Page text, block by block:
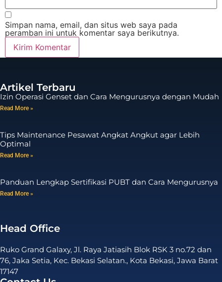
Simpan nama, email, dan situs web saya pada
peramban ini untuk komentar saya berikutnya.
Artikel Terbaru
Izin Operasi Genset dan Cara Mengurusnya dengan Mudah
Read More »
Tips Maintenance Pesawat Angkat Angkut agar Lebih
Optimal
Read More »
Panduan Lengkap Sertifikasi PUBT dan Cara Mengurusnya
Read More »
Head Office
Ruko Grand Galaxy, Jl. Raya Jatiasih Blok RSK 3 no.72 dan
76, Jaka Setia, Kec. Bekasi Selatan., Kota Bekasi, Jawa Barat
17147